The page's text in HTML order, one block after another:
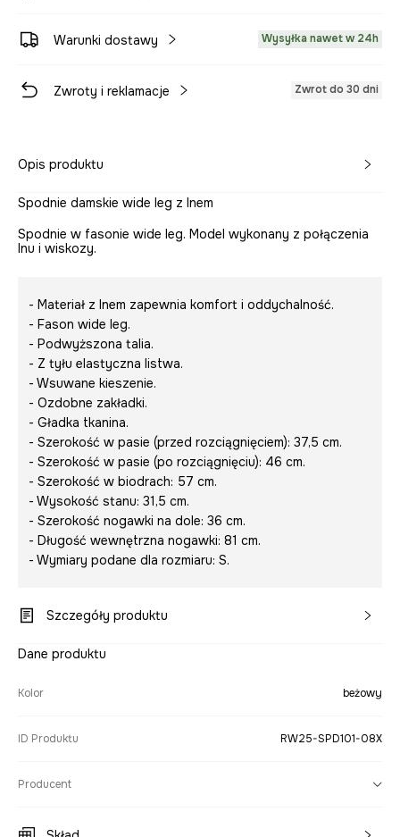
Warunki dostawy Wysyłka nawet w 24h
Zwroty i reklamacje Zwrot do 30 dni
Opis produktu
Spodnie damskie wide leg z lnem
Spodnie w fasonie wide leg. Model wykonany z połączenia
lnu i wiskozy.
- Materiał z lnem zapewnia komfort i oddychalność.
- Fason wide leg.
- Podwyższona talia.
- Z tyłu elastyczna listwa.
- Wsuwane kieszenie.
- Ozdobne zakładki.
- Gładka tkanina.
- Szerokość w pasie (przed rozciągnięciem): 37,5 cm.
- Szerokość w pasie (po rozciągnięciu): 46 cm.
- Szerokość w biodrach: 57 cm.
- Wysokość stanu: 31,5 cm.
- Szerokość nogawki na dole: 36 cm.
- Długość wewnętrzna nogawki: 81 cm.
- Wymiary podane dla rozmiaru: S.
Szczegóły produktu
Dane produktu
Kolor beżowy
ID Produktu RW25-SPD101-08X
Producent